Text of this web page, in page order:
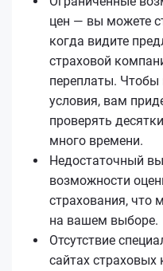
цен — вы можете
когда видите
страховой
переплаты. Чтобы
условия, вам
проверять
много времени.
Недостаточный
возможности
страхования, что
на вашем выборе.
Отсутствие
сайтах